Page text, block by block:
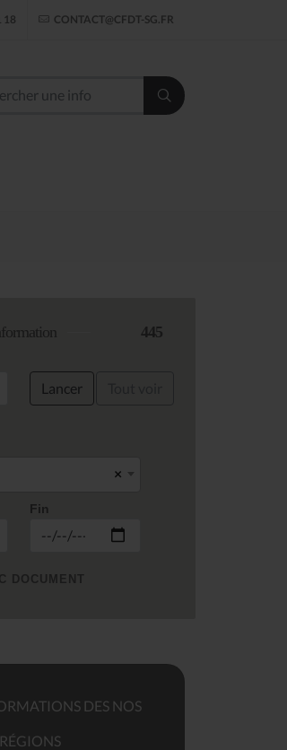
18 CONTACT@CFDT-SG.FR
445
Lancer
×
Fin
DOCUMENT
DES NOS
RÉGIONS